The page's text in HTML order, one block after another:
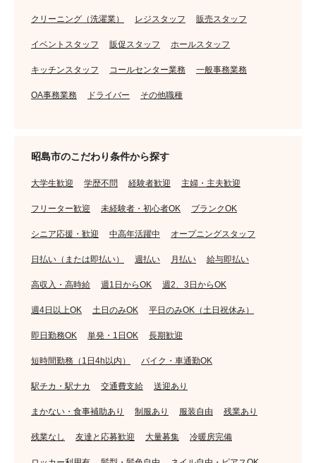
クリーニング（洗濯業） レジスタッフ 販売スタッフ
イベントスタッフ 販促スタッフ ホールスタッフ
キッチンスタッフ コールセンター業務 一般事務業務
OA事務業務 ドライバー その他職種
昭島市のこだわり条件から探す
大学生歓迎 学歴不問 経験者歓迎 主婦・主夫歓迎
フリーター歓迎 未経験者・初心者OK ブランクOK
シニア応援・歓迎 中高年活躍中 オープニングスタッフ
日払い（または即払い） 週払い 月払い 給与即払い
高収入・高時給 週1日からOK 週2、3日からOK
週4日以上OK 土日のみOK 平日のみOK（土日祝休み）
即日勤務OK 単発・1日OK 長期歓迎
短時間勤務（1日4h以内） バイク・車通勤OK
駅チカ・駅ナカ 交通費支給 送迎あり
まかない・食事補助あり 制服あり 服装自由 残業あり
残業なし 友達と応募歓迎 大量募集 冷暖房完備